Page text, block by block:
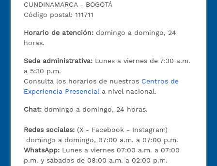
CUNDINAMARCA - BOGOTÁ
Código postal: 111711
Horario de atención: domingo a domingo, 24
horas.
Sede administrativa: Lunes a viernes de 7:30 a.m.
a 5:30 p.m.
Consulta los horarios de nuestros Centros de
Experiencia Presencial a nivel nacional.
Chat: domingo a domingo, 24 horas.
Redes sociales: (X - Facebook - Instagram)
domingo a domingo, 07:00 a.m. a 07:00 p.m.
WhatsApp: Lunes a viernes 07:00 a.m. a 07:00
p.m. y sábados de 08:00 a.m. a 02:00 p.m.